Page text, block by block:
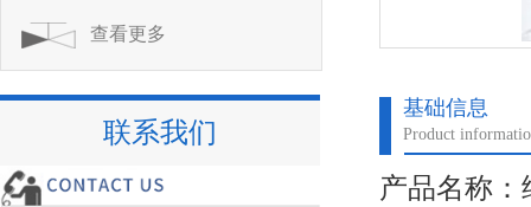
基础信息
Product
产品名称：
查看更多
联系我们